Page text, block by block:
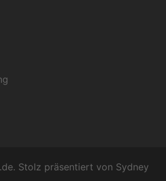
Stolz präsentiert von Sydney